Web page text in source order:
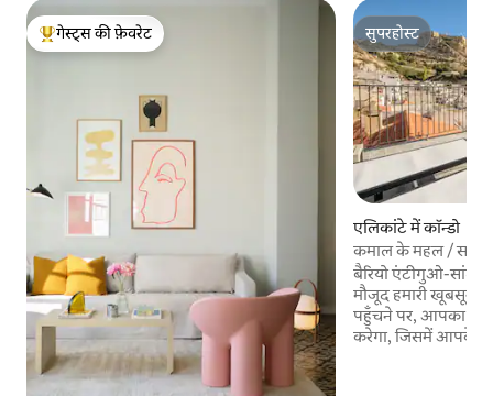
गेस्ट्स का टॉप फ़ेवरेट
गेस्ट्स की फ़ेवरेट
सुपरहोस्ट
सुपरहोस्ट
एलिकांटे में कॉन्डो
कमाल के महल / समुद्र
जिनमें टेरेस...
बैरियो एंटीगुओ-सांता
मौजूद हमारी खूबसूरत
पहुँचने पर, आपका
करेगा, जिसमें आपके